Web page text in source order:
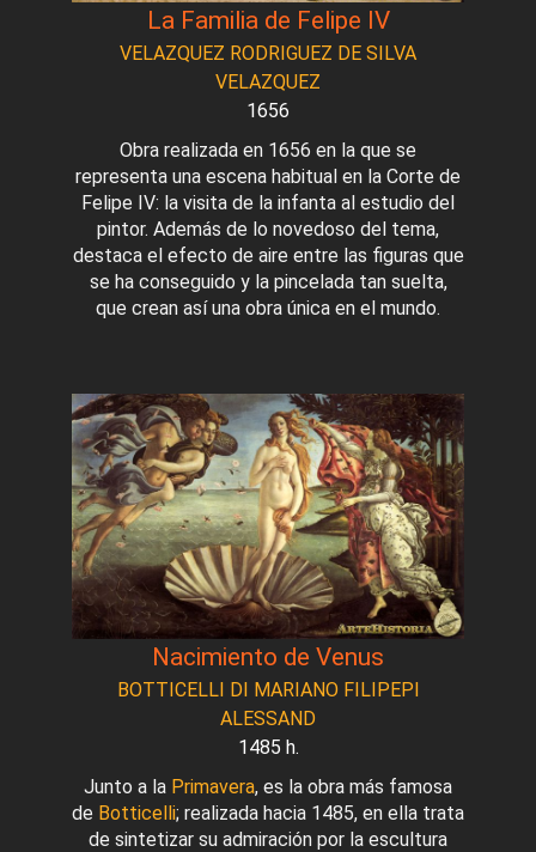
La Familia de Felipe IV
VELAZQUEZ RODRIGUEZ DE SILVA
VELAZQUEZ
1656
Obra realizada en 1656 en la que se
representa una escena habitual en la Corte de
Felipe IV: la visita de la infanta al estudio del
pintor. Además de lo novedoso del tema,
destaca el efecto de aire entre las figuras que
se ha conseguido y la pincelada tan suelta,
que crean así una obra única en el mundo.
Nacimiento de Venus
BOTTICELLI DI MARIANO FILIPEPI
ALESSAND
1485 h.
Junto a la Primavera, es la obra más famosa
de Botticelli; realizada hacia 1485, en ella trata
de sintetizar su admiración por la escultura